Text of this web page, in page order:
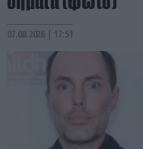
07.08.2026 | 17:51